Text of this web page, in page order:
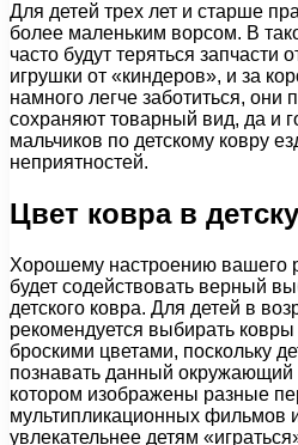
Для детей трех лет и старше
более маленьким ворсом. В
часто будут теряться запчасти
игрушки от «киндеров», и за
намного легче заботиться, они
сохраняют товарный вид, да и
мальчиков по детскому ковру
неприятностей.
Цвет ковра в
Хорошему настроению вашего
будет содействовать верный
детского ковра. Для детей в
рекомендуется выбирать
броскими цветами, поскольку
познавать данный
котором изображены разные
мультипликационных фильмов
увлекательнее детям